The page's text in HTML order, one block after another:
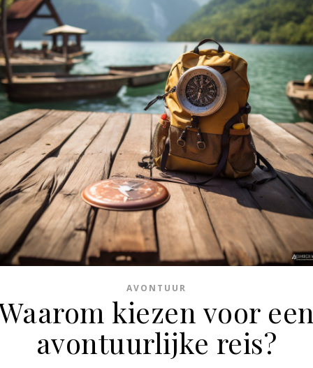
AVONTUUR
kiezen voor een
avontuurlijke reis?